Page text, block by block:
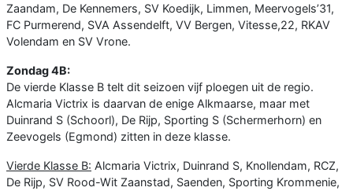
Zaandam, De Kennemers, SV Koedijk, Limmen, Meervogels’31,
FC Purmerend, SVA Assendelft, VV Bergen, Vitesse,22, RKAV
Volendam en SV Vrone.
Zondag 4B:
De vierde Klasse B telt dit seizoen vijf ploegen uit de regio.
Alcmaria Victrix is daarvan de enige Alkmaarse, maar met
Duinrand S (Schoorl), De Rijp, Sporting S (Schermerhorn) en
Zeevogels (Egmond) zitten in deze klasse.
Vierde Klasse B: Alcmaria Victrix, Duinrand S, Knollendam, RCZ,
De Rijp, SV Rood-Wit Zaanstad, Saenden, Sporting Krommenie,